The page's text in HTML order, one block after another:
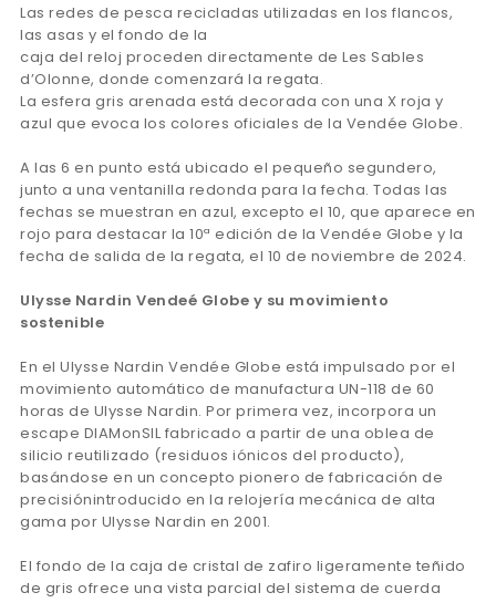
Las redes de pesca recicladas utilizadas en los flancos,
las asas y el fondo de la
caja del reloj proceden directamente de Les Sables
d’Olonne, donde comenzará la regata.
La esfera gris arenada está decorada con una X roja y
azul que evoca los colores oficiales de la Vendée Globe.
A las 6 en punto está ubicado el pequeño segundero,
junto a una ventanilla redonda para la fecha. Todas las
fechas se muestran en azul, excepto el 10, que aparece en
rojo para destacar la 10ª edición de la Vendée Globe y la
fecha de salida de la regata, el 10 de noviembre de 2024.
Ulysse Nardin Vendeé Globe y su movimiento
sostenible
En el Ulysse Nardin Vendée Globe está impulsado por el
movimiento automático de manufactura UN-118 de 60
horas de Ulysse Nardin. Por primera vez, incorpora un
escape DIAMonSIL fabricado a partir de una oblea de
silicio reutilizado (residuos iónicos del producto),
basándose en un concepto pionero de fabricación de
precisiónintroducido en la relojería mecánica de alta
gama por Ulysse Nardin en 2001.
El fondo de la caja de cristal de zafiro ligeramente teñido
de gris ofrece una vista parcial del sistema de cuerda